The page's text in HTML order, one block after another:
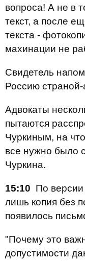
вопроса! А не в
текст, а после
текста -
махинации не
Свидетель
Россию
Адвокаты
пытаются
Чуркиным, на
все нужно было
Чуркина.
15:10 По
лишь копия без
появилось
"Почему это
допустимости